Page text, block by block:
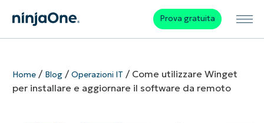
Prova gratuita
Home/ Blog/ Operazioni IT / Come utilizzare Winget
per installare e aggiornare il software da remoto